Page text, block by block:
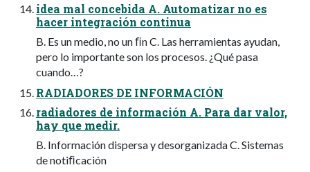
idea mal concebida A. Automatizar no es
hacer integración continua
B. Es un medio, no un ﬁn C. Las herramientas ayudan,
pero lo importante son los procesos. ¿Qué pasa
cuando…?
RADIADORES DE INFORMACIÓN
radiadores de información A. Para dar valor,
hay que medir.
B. Información dispersa y desorganizada C. Sistemas
de notiﬁcación